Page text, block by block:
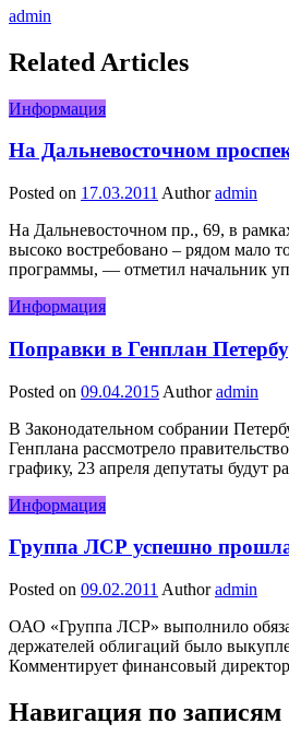
admin
Related Articles
Информация
На Дальневосточном
Posted on 17.03.2011 Author admin
На Дальневосточном пр., 69, в
высоко востребовано – рядом мало
программы, — отметил начальник
Информация
Поправки в Генплан
Posted on 09.04.2015 Author admin
В Законодательном собрании
Генплана рассмотрело
графику, 23 апреля депутаты будут
Информация
Группа ЛСР успешно
Posted on 09.02.2011 Author admin
ОАО «Группа ЛСР» выполнило
держателей облигаций было
Комментирует финансовый
Навигация по записям